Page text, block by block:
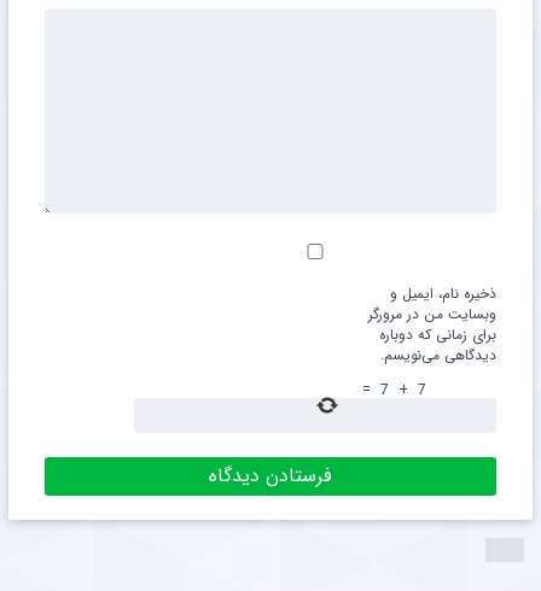
ذخیره نام، ایمیل و
وبسایت من در مرورگر
برای زمانی که دوباره
دیدگاهی می‌نویسم.
7
+
7
=